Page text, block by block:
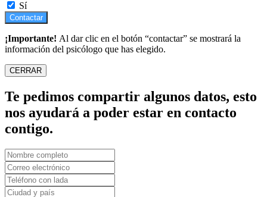
Sí
Contactar
¡Importante! Al dar clic en el botón “contactar” se mostrará la
información del psicólogo que has elegido.
CERRAR
Te pedimos compartir algunos datos, esto
nos ayudará a poder estar en contacto
contigo.